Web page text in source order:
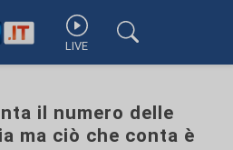
LIVE
il numero delle
ma ciò che conta è